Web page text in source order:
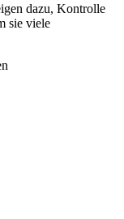
dazu, Kontrolle
sie viele